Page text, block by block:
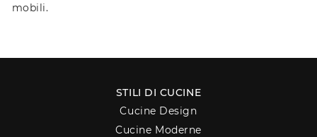
mobili.
STILI DI CUCINE
Cucine Design
Cucine Moderne